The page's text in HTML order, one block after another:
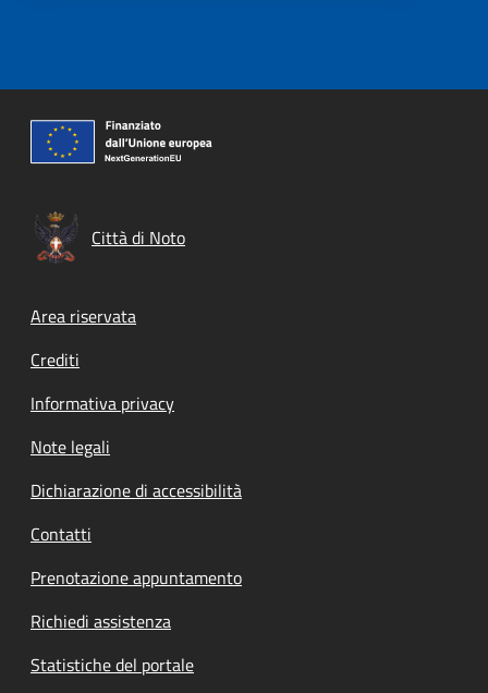
Città di Noto
Footer menu
Area riservata
Crediti
Informativa privacy
Note legali
Dichiarazione di accessibilità
Contatti
Prenotazione appuntamento
Richiedi assistenza
Statistiche del portale